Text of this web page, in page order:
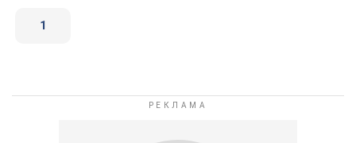
1